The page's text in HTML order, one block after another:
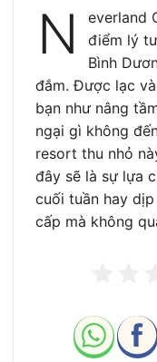
N
everland
điểm lý
Bình
đắm. Được lạc
bạn như nâng
ngại gì không
resort thu nhỏ
đây sẽ là sự lựa
cuối tuần hay
cấp mà không